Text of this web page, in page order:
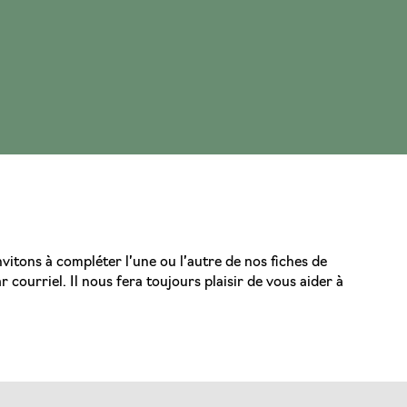
à compléter l’une ou l’autre de nos fiches de
courriel. Il nous fera toujours plaisir de vous aider à